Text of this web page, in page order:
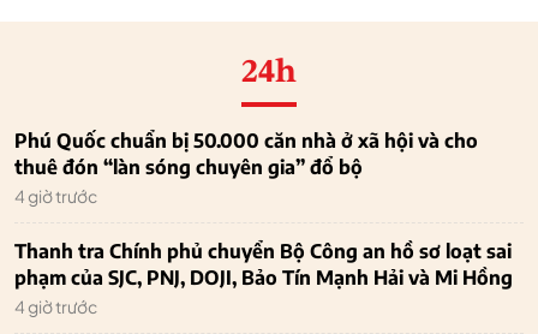
24h
Phú Quốc chuẩn bị 50.000 căn nhà ở xã hội và cho
thuê đón “làn sóng chuyên gia” đổ bộ
4 giờ trước
Thanh tra Chính phủ chuyển Bộ Công an hồ sơ loạt sai
phạm của SJC, PNJ, DOJI, Bảo Tín Mạnh Hải và Mi Hồng
4 giờ trước